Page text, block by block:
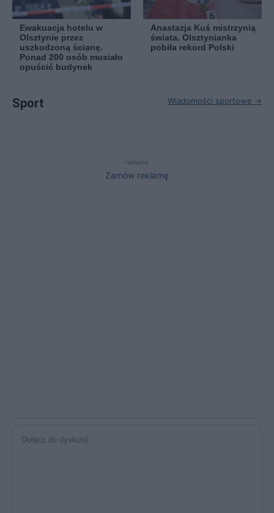
Ewakuacja hotelu w
Olsztynie przez
uszkodzoną ścianę.
Ponad 200 osób musiało
opuścić budynek
Anastazja Kuś mistrzynią
świata. Olsztynianka
pobiła rekord Polski
Sport Wiadomości sportowe →
reklama
Zamów reklamę